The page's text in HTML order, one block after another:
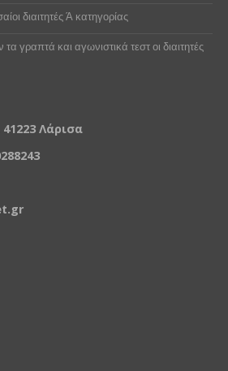
διαιτητές Ά κατηγορίας
γραπτά και αγωνιστικά τεστ οι διαιτητές
Λάρισα